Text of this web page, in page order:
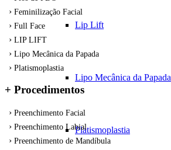
Lip Lift
Lipo Mecânica da Papada
Platismoplastia
Feminilização Facial
Full Face
LIP LIFT
Lipo Mecânica da Papada
Platismoplastia
+ Procedimentos
Preenchimento Facial
Preenchimento Labial
Preenchimento de Mandíbula